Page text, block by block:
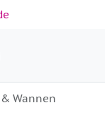
Wannen